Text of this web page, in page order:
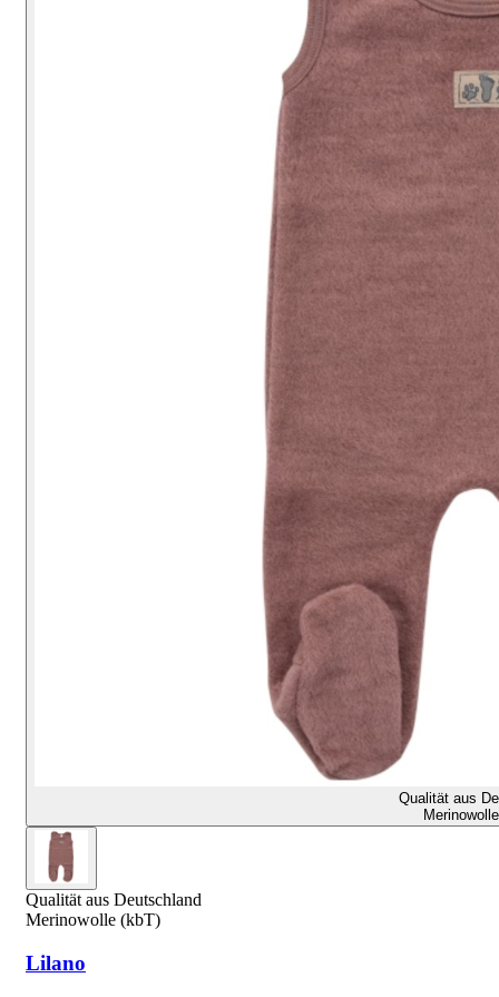
Qualität aus
Qualität aus Deutschland
Merinowolle (kbT)
Lilano